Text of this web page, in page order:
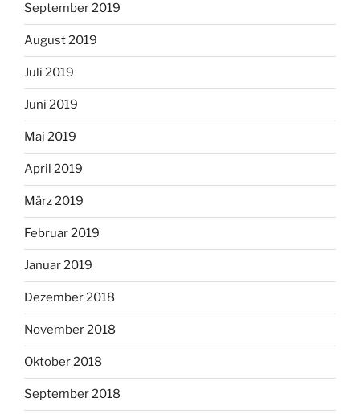
September 2019
August 2019
Juli 2019
Juni 2019
Mai 2019
April 2019
März 2019
Februar 2019
Januar 2019
Dezember 2018
November 2018
Oktober 2018
September 2018